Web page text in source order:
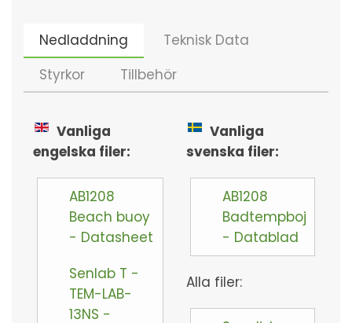
Nedladdning
Teknisk Data
Styrkor
Tillbehör
Vanliga
engelska filer:
AB1208
Beach buoy
- Datasheet
Senlab T -
TEM-LAB-
13NS -
Vanliga
svenska filer:
AB1208
Badtempboj
- Datablad
Alla filer: